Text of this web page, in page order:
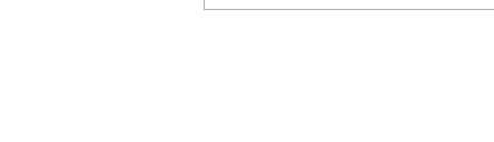
que está feliz trabalhando no